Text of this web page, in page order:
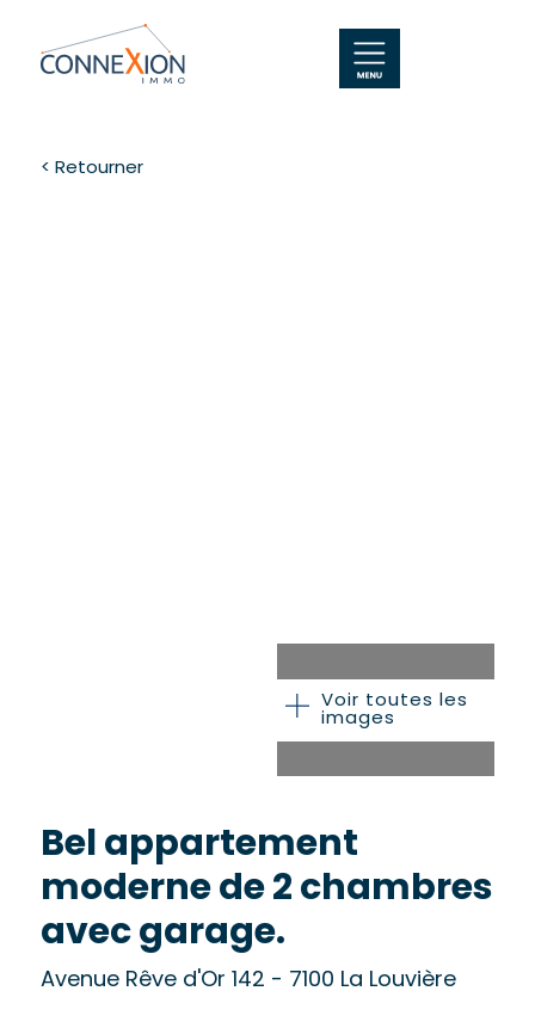
< Retourner
Voir toutes les
images
Bel appartement
moderne de 2 chambres
avec garage.
Avenue Rêve d'Or 142 - 7100 La Louvière